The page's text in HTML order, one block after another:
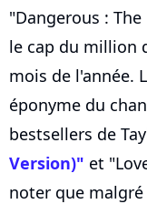
"Dangerous :
le cap du million
mois de l'année.
éponyme du
bestsellers de
Version)" et
noter que